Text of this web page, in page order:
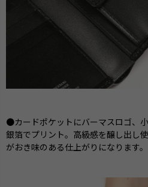
●カードポケットにバーマスロゴ、
銀箔でプリント。高級感を醸し出し
がおき味のある仕上がりになります。